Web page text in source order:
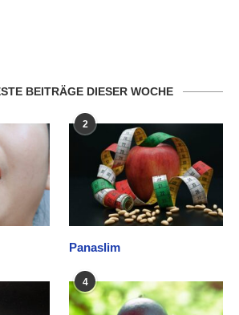
BEITRÄGE DIESER WOCHE
2
Panaslim
4